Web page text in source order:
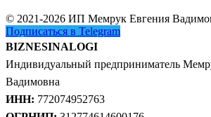
© 2021-2026 ИП Мемрук Евгения
Подписаться в Telegram
BIZNESINALOGI
Индивидуальный предприниматель
Вадимовна
ИНН: 772074952763